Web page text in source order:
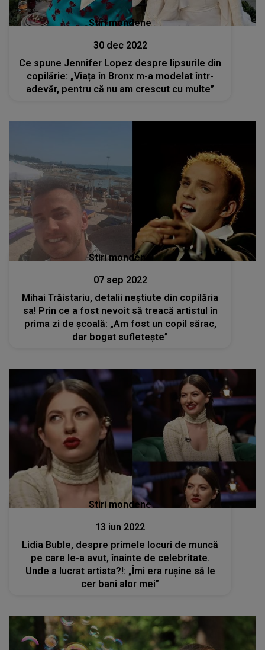
Stiri mondene
30 dec 2022
Ce spune Jennifer Lopez despre lipsurile din
copilărie: „Viața în Bronx m-a modelat într-
adevăr, pentru că nu am crescut cu multe”
Stiri mondene
07 sep 2022
Mihai Trăistariu, detalii neștiute din copilăria
sa! Prin ce a fost nevoit să treacă artistul în
prima zi de școală: „Am fost un copil sărac,
dar bogat sufletește”
Stiri mondene
13 iun 2022
Lidia Buble, despre primele locuri de muncă
pe care le-a avut, înainte de celebritate.
Unde a lucrat artista?!: „Îmi era rușine să le
cer bani alor mei”